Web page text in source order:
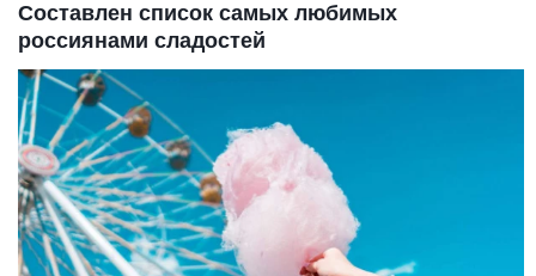
Составлен список самых любимых
россиянами сладостей